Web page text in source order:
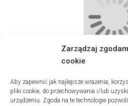
Zarządzaj
cookie
Aby zapewnić jak najlepsze wrażenia,
pliki cookie, do przechowywania i/lub
urządzeniu. Zgoda na te technologie